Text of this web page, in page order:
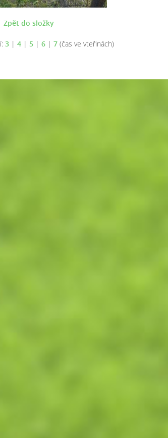
Zpět do složky
3| 4| 5| 6| 7(čas ve vteřinách)